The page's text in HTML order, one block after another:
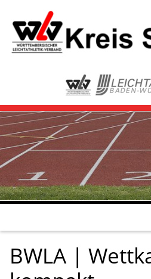
BWLA |